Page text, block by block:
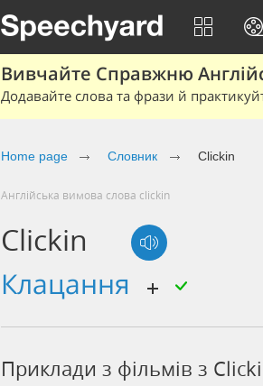
Вивчайте Справжню
Додавайте слова та фрази й
Home page Cловник Clickin
Англійська вимова слова clickin
Clickin
клацання
Приклади з фільмів з